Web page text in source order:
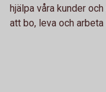
hjälpa våra kunder
att bo, leva och arbeta